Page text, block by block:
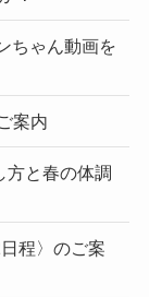
ちゃん動画を
案内
方と春の体調
程〉のご案